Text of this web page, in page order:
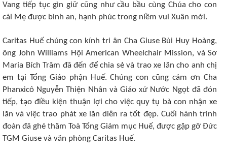
Vang tiếp tục gìn giữ cũng như cầu bầu cùng Chúa cho con
cái Mẹ được bình an, hạnh phúc trong niềm vui Xuân mới.
Caritas Huế chúng con kính tri ân Cha Giuse Bùi Huy Hoàng,
ông John Williams Hội American Wheelchair Mission, và Sơ
Maria Bích Trâm đã đến để chia sẻ và trao xe lăn cho anh chị
em tại Tổng Giáo phận Huế. Chúng con cũng cám ơn Cha
Phanxicô Nguyễn Thiện Nhân và Giáo xứ Nước Ngọt đã đón
tiếp, tạo điều kiện thuận lợi cho việc quy tụ bà con nhận xe
lăn và việc trao phát xe lăn diễn ra tốt đẹp. Cuối hành trình
đoàn đã ghé thăm Toà Tổng Giám mục Huế, được gặp gỡ Đức
TGM Giuse và văn phòng Caritas Huế.